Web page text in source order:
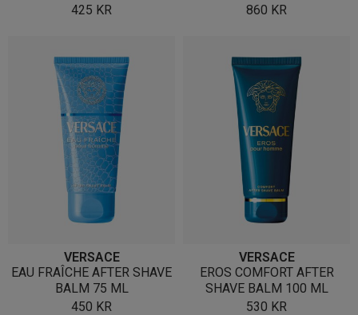
425 KR
860 KR
VERSACE
EAU FRAÎCHE AFTER SHAVE
BALM 75 ML
450 KR
VERSACE
EROS COMFORT AFTER
SHAVE BALM 100 ML
530 KR